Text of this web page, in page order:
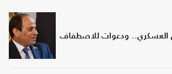
العسكري.. ودعوات للاصطفاف